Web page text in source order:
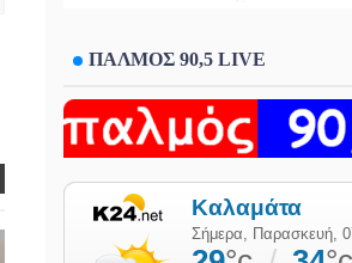
ΠΑΛΜΟΣ 90,5 LIVE